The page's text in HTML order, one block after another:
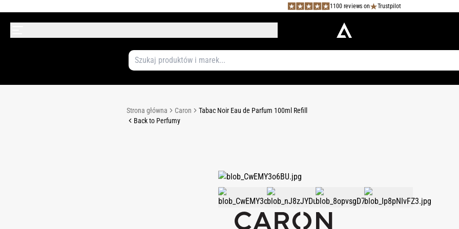
1100 reviews on Trustpilot
Strona główna Caron
Tabac Noir Eau de Parfum 100ml Refill
Back to Perfumy